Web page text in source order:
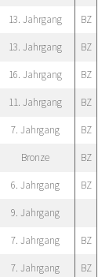
13. Jahrgang BZ
13. Jahrgang BZ
16. Jahrgang BZ
11. Jahrgang BZ
7. Jahrgang BZ
Bronze BZ
6. Jahrgang BZ
9. Jahrgang
7. Jahrgang BZ
7. Jahrgang BZ